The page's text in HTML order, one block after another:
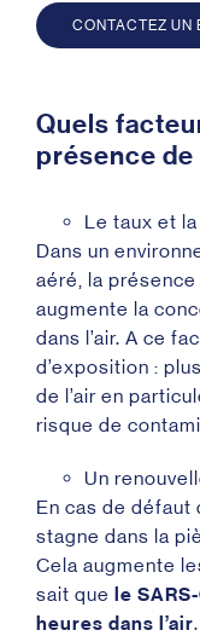
CONTACTEZ UN
Quels
présence de
Le taux et
Dans un
aéré, la
augmente la
dans l’air. A ce
d’exposition :
de l’air en
risque de
Un
En cas de défaut
stagne dans la
Cela augmente
sait que le
heures dans l’air